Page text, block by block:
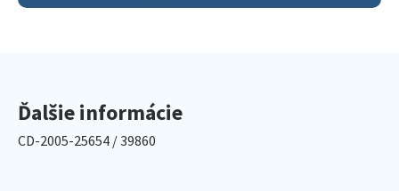
Ďalšie informácie
CD-2005-25654 / 39860